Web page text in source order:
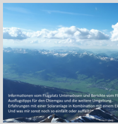
Zum
springen